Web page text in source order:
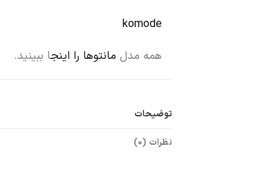
komode
همه مدل مانتوها را اینجا ببینید.
توضیحات
نظرات (0)